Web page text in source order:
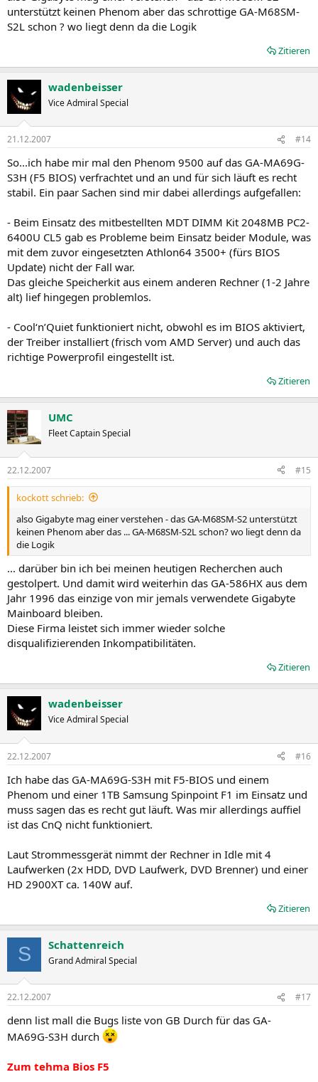
unterstützt keinen Phenom aber das schrottige GA-M68SM-
S2L schon ? wo liegt denn da die Logik
Zitieren
wadenbeisser
Vice Admiral Special
21.12.2007 #14
So...ich habe mir mal den Phenom 9500 auf das GA-MA69G-
S3H (F5 BIOS) verfrachtet und an und für sich läuft es recht
stabil. Ein paar Sachen sind mir dabei allerdings aufgefallen:
- Beim Einsatz des mitbestellten MDT DIMM Kit 2048MB PC2-
6400U CL5 gab es Probleme beim Einsatz beider Module, was
mit dem zuvor eingesetzten Athlon64 3500+ (fürs BIOS
Update) nicht der Fall war.
Das gleiche Speicherkit aus einem anderen Rechner (1-2 Jahre
alt) lief hingegen problemlos.
- Cool‘n’Quiet funktioniert nicht, obwohl es im BIOS aktiviert,
der Treiber installiert (frisch vom AMD Server) und auch das
richtige Powerprofil eingestellt ist.
Zitieren
UMC
Fleet Captain Special
22.12.2007 #15
kockott schrieb:
also Gigabyte mag einer verstehen - das GA-M68SM-S2 unterstützt
keinen Phenom aber das ... GA-M68SM-S2L schon? wo liegt denn da
die Logik
... darüber bin ich bei meinen heutigen Recherchen auch
gestolpert. Und damit wird weiterhin das GA-586HX aus dem
Jahr 1996 das einzige von mir jemals verwendete Gigabyte
Mainboard bleiben.
Diese Firma leistet sich immer wieder solche
disqualifizierenden Inkompatibilitäten.
Zitieren
wadenbeisser
Vice Admiral Special
22.12.2007 #16
Ich habe das GA-MA69G-S3H mit F5-BIOS und einem
Phenom und einer 1TB Samsung Spinpoint F1 im Einsatz und
muss sagen das es recht gut läuft. Was mir allerdings auffiel
ist das CnQ nicht funktioniert.
Laut Strommessgerät nimmt der Rechner in Idle mit 4
Laufwerken (2x HDD, DVD Laufwerk, DVD Brenner) und einer
HD 2900XT ca. 140W auf.
Zitieren
S Schattenreich
Grand Admiral Special
22.12.2007 #17
denn list mall die Bugs liste von GB Durch für das GA-
MA69G-S3H durch
Zum tehma Bios F5